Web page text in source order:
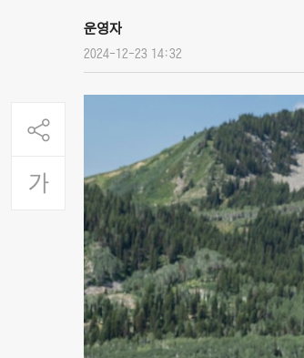
운영자
2024-12-23 14:32